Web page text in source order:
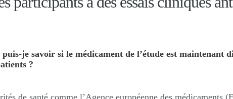
je savoir si le médicament de l’étude est maintenant
?
de santé comme l’Agence européenne des médicaments